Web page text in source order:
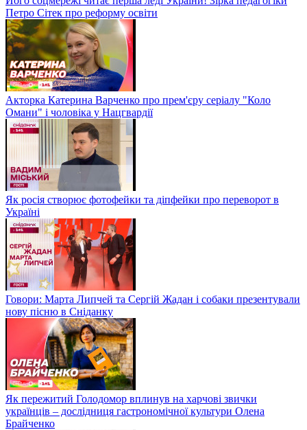
Петро Сітек про реформу освіти
Акторка Катерина Варченко про прем'єру серіалу "Коло
Омани" і чоловіка у Нацгвардії
Як росія створює фотофейки та діпфейки про переворот в
Україні
Говори: Марта Липчей та Сергій Жадан і собаки презентували
нову пісню в Сніданку
Як пережитий Голодомор вплинув на харчові звички
українців – дослідниця гастрономічної культури Олена
Брайченко